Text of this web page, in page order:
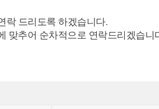
락 드리도록 하겠습니다.
맞추어 순차적으로 연락드리겠습니